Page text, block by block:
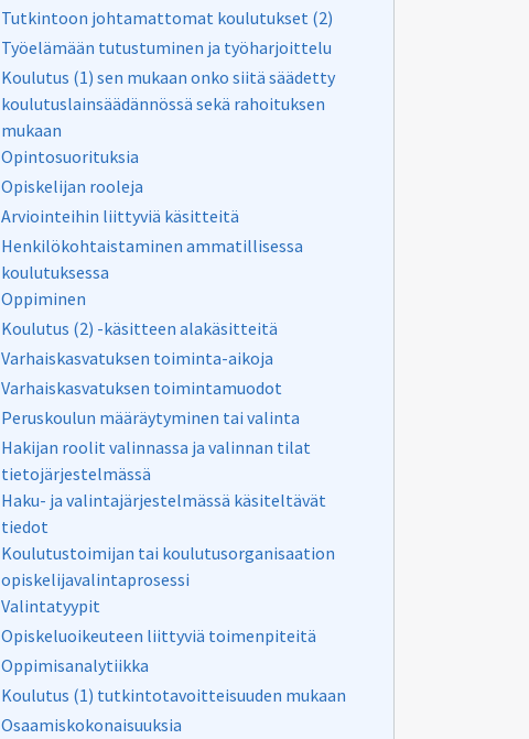
Tutkintoon johtamattomat koulutukset (2)
Työelämään tutustuminen ja työharjoittelu
Koulutus (1) sen mukaan onko siitä säädetty
koulutuslainsäädännössä sekä rahoituksen
mukaan
Opintosuorituksia
Opiskelijan rooleja
Arviointeihin liittyviä käsitteitä
Henkilökohtaistaminen ammatillisessa
koulutuksessa
Oppiminen
Koulutus (2) -käsitteen alakäsitteitä
Varhaiskasvatuksen toiminta-aikoja
Varhaiskasvatuksen toimintamuodot
Peruskoulun määräytyminen tai valinta
Hakijan roolit valinnassa ja valinnan tilat
tietojärjestelmässä
Haku- ja valintajärjestelmässä käsiteltävät
tiedot
Koulutustoimijan tai koulutusorganisaation
opiskelijavalintaprosessi
Valintatyypit
Opiskeluoikeuteen liittyviä toimenpiteitä
Oppimisanalytiikka
Koulutus (1) tutkintotavoitteisuuden mukaan
Osaamiskokonaisuuksia